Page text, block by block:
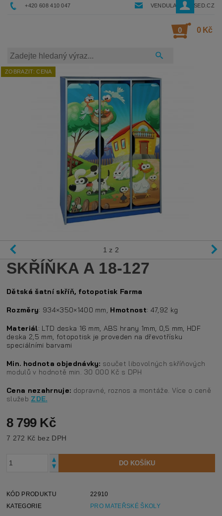
+420 608 410 047 VENDULA@RESSED.CZ
0 0 Kč
ZOBRAZIT: CENA
1 z 2
SKŘÍŇKA A 18-127
Dětská šatní skříň, fotopotisk Farma
Rozměry: 934×350×1400 mm, Hmotnost: 47,92 kg
Materiál: LTD deska 16 mm, ABS hrany 1mm, 0,5 mm, HDF
deska 2,5 mm, fotopotisk je proveden na dřevotřísku
speciálními barvami
Min. hodnota objednávky: součet libovolných skříňových
modulů v hodnotě min. 30 000 Kč s DPH
Cena nezahrnuje: dopravné, roznos a montáže. Více o ceně
služeb ZDE.
8 799 Kč
7 272 Kč bez DPH
KÓD PRODUKTU
22910
KATEGORIE
PRO MATEŘSKÉ ŠKOLY